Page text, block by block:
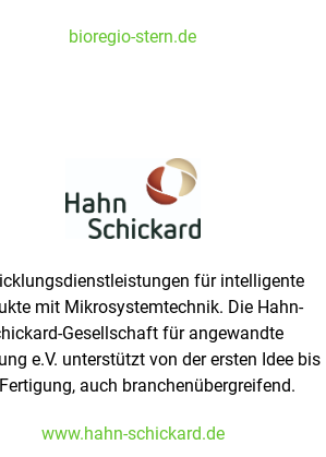
bioregio-stern.de
für intelligente
mit Mikrosystemtechnik. Die Hahn-
Gesellschaft für angewandte
e.V. unterstützt von der ersten Idee bis
auch branchenübergreifend.
www.hahn-schickard.de